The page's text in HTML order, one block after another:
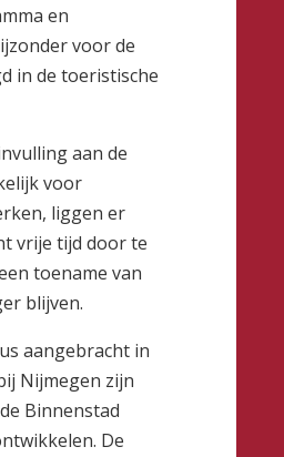
en
voor de
in de toeristische
aan de
voor
liggen er
vrije tijd door te
toename van
blijven.
aangebracht in
Nijmegen zijn
Binnenstad
De